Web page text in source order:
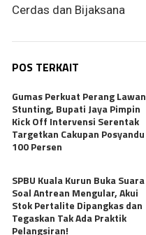
Cerdas dan Bijaksana
POS TERKAIT
Gumas Perkuat Perang Lawan
Stunting, Bupati Jaya Pimpin
Kick Off Intervensi Serentak
Targetkan Cakupan Posyandu
100 Persen
SPBU Kuala Kurun Buka Suara
Soal Antrean Mengular, Akui
Stok Pertalite Dipangkas dan
Tegaskan Tak Ada Praktik
Pelangsiran!